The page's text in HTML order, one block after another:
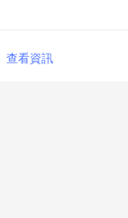
查看資訊